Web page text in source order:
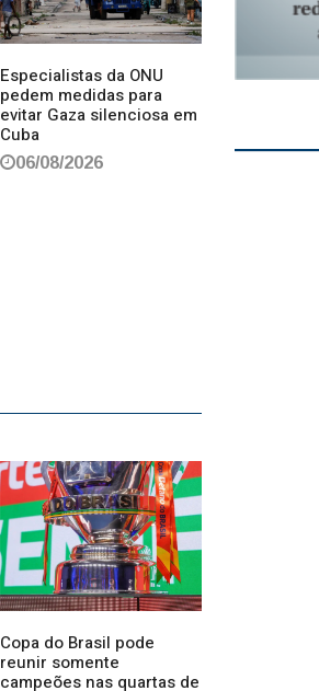
Especialistas da ONU
pedem medidas para
evitar Gaza silenciosa em
Cuba
06/08/2026
Copa do Brasil pode
reunir somente
campeões nas quartas de